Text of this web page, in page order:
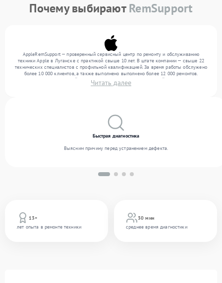
Почему выбираютRemSupport
AppleRemSupport — проверенный сервисный центр по ремонту и обслуживанию
техники Apple в Луганске с практикой свыше 10 лет. В штате компании — свыше 22
технических специалистов с профильной квалификацией. За время работы обслужено
более 10 000 клиентов, а также выполнено выполнено более 12 000 ремонтов.
Ежемесячно в сервисный центр поступает более 300 обращений, включая , , . Мы
беремся за задачи любой сложности и поддерживаем высокий стандарт качества
Читать далее
13+
лет опыта в ремонте техники
30 мин
среднее время диагностики
Быстрая диагностика
Выясним причину перед устранением дефекта.